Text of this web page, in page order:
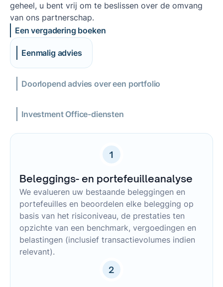
geheel, u bent vrij om te beslissen over de omvang
van ons partnerschap.
Een vergadering boeken
Eenmalig advies
Doorlopend advies over een portfolio
Investment Office-diensten
1
Beleggings- en portefeuilleanalyse
We evalueren uw bestaande beleggingen en
portefeuilles en beoordelen elke belegging op
basis van het risiconiveau, de prestaties ten
opzichte van een benchmark, vergoedingen en
belastingen (inclusief transactievolumes indien
relevant).
2